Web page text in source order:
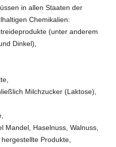
in allen Staaten der
Chemikalien:
(unter anderem
Dinkel),
Milchzucker (Laktose),
Mandel, Haselnuss, Walnuss,
Produkte,